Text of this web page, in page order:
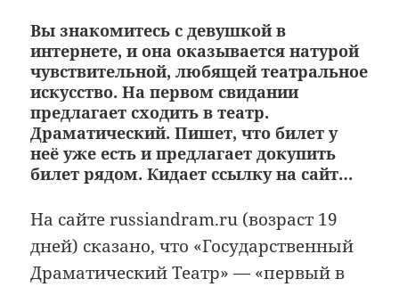
Вы знакомитесь с девушкой в
интернете, и она оказывается натурой
чувствительной, любящей театральное
искусство. На первом свидании
предлагает сходить в театр.
Драматический. Пишет, что билет у
неё уже есть и предлагает докупить
билет рядом. Кидает ссылку на сайт…
На сайте russiandram.ru (возраст 19
дней) сказано, что «Государственный
Драматический Театр» — «первый в